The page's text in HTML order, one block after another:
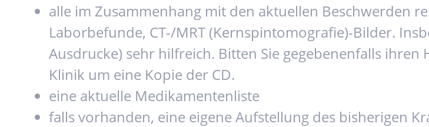
alle im Zusammenhang mit den aktuellen Beschwerden
Laborbefunde, CT-/MRT (Kernspintomografie)-Bilder.
Ausdrucke) sehr hilfreich. Bitten Sie gegebenenfalls
Klinik um eine Kopie der CD.
eine aktuelle Medikamentenliste
falls vorhanden, eine eigene Aufstellung des bisherigen